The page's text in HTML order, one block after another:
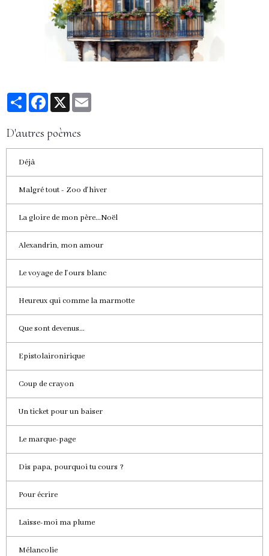
PartagerFacebook
X
D'autres poèmes
Déjà
Malgré tout - Zoo d'hiver
La gloire de mon père...Noël
Alexandrin, mon amour
Le voyage de l'ours blanc
Heureux qui comme la marmotte
Que sont devenus...
Epistolaironirique
Coup de crayon
Un ticket pour un baiser
Le marque-page
Dis papa, pourquoi tu cours ?
Pour écrire
Laisse-moi ma plume
Mélancolie